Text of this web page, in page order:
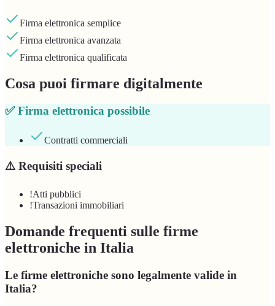
Firma elettronica semplice
Firma elettronica avanzata
Firma elettronica qualificata
Cosa puoi firmare digitalmente
✅Firma elettronica possibile
Contratti commerciali
⚠️ Requisiti speciali
!Atti pubblici
!Transazioni immobiliari
Domande frequenti sulle firme
elettroniche in Italia
Le firme elettroniche sono legalmente valide in
Italia?